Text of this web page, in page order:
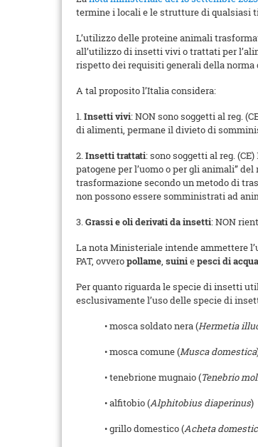
termine i locali e le strutture di qualsiasi
L’utilizzo delle proteine animali
all’utilizzo di insetti vivi o trattati per
rispetto dei requisiti generali della norma
A tal proposito l’Italia considera:
1.Insetti vivi: NON sono soggetti al reg.
di alimenti, permane il divieto di
2.Insetti trattati: sono soggetti al reg.
patogene per l’uomo o per gli animali”
trasformazione secondo un metodo di
non possono essere somministrati ad
3.Grassi e oli derivati da insetti: NON
La nota Ministeriale intende ammettere
PAT, ovveropollame, suiniepesci di
Per quanto riguarda le specie di insetti
esclusivamente l’uso delle specie di
• mosca soldato nera (Hermetia
• mosca comune (Musca domestica
• tenebrione mugnaio (Tenebrio
• alfitobio (Alphitobius diaperinus)
• grillo domestico (Acheta